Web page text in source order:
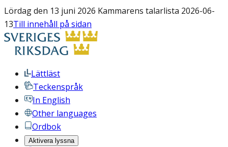
Lördag den 13 juni 2026 Kammarens talarlista 2026-06-
13Till innehåll på sidan
Lättläst
Teckenspråk
In English
Other languages
Ordbok
Aktivera lyssna